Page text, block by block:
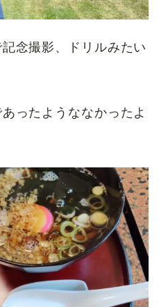
念撮影、ドリルみたい
ったようななかったよ